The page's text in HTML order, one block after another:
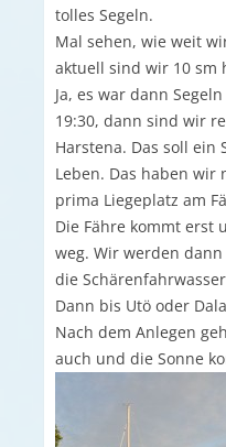
tolles Segeln.
Mal sehen, wie weit
aktuell sind wir 10 sm
Ja, es war dann
19:30, dann sind wir
Harstena. Das soll ein
Leben. Das haben
prima Liegeplatz am
Die Fähre kommt erst
weg. Wir werden
die
Dann bis Utö oder
Nach dem Anlegen
auch und die Sonne